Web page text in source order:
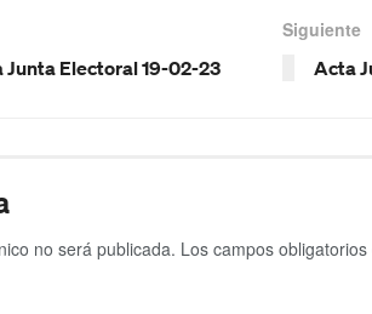
Electoral 19-02-23
Siguiente
Acta
no será publicada. Los campos